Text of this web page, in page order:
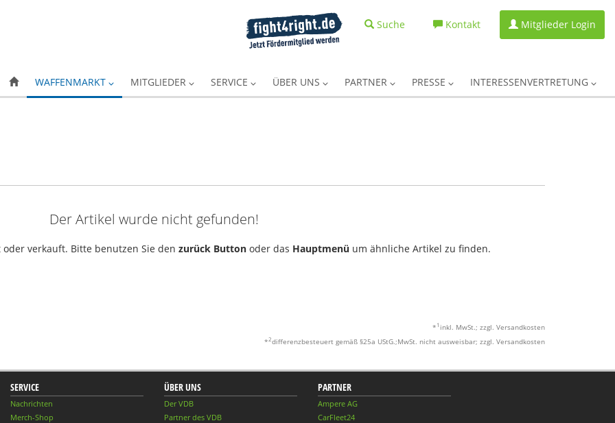
Suche Kontakt Mitglieder Login
WAFFENMARKT MITGLIEDER SERVICE ÜBER UNS PARTNER PRESSE INTERESSENVERTRETUNG
Der Artikel wurde nicht gefunden!
verkauft. Bitte benutzen Sie den zurück Button oder das Hauptmenü um ähnliche Artikel zu finden.
* 1 inkl. MwSt.; zzgl. Versandkosten
*2differenzbesteuert gemäß §25a UStG.;MwSt. nicht ausweisbar; zzgl. Versandkosten
SERVICE
Nachrichten
Merch-Shop
ÜBER UNS
Der VDB
Partner des VDB
PARTNER
Ampere AG
CarFleet24